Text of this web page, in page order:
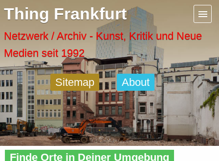
Thing Frankfurt
Netzwerk / Archiv - Kunst, Kritik und Neue
Medien seit 1992
Sitemap About
Home»Tags» Theorie
Finde Orte in Deiner Umgebung
Menu
Artspaces
Cool Places
Frankfurt Diary
Activity
Recent Posts